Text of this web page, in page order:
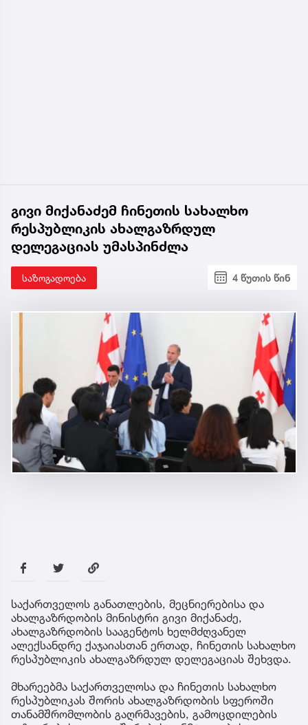
გივი მიქანაძემ ჩინეთის სახალხო
რესპუბლიკის ახალგაზრდულ
დელეგაციას უმასპინძლა
საზოგადოება 4 წუთის წინ
საქართველოს განათლების, მეცნიერებისა და
ახალგაზრდობის მინისტრი გივი მიქანაძე,
ახალგაზრდობის სააგენტოს ხელმძღვანელ
ალექსანდრე ქაჯაიასთან ერთად, ჩინეთის სახალხო
რესპუბლიკის ახალგაზრდულ დელეგაციას შეხვდა.
მხარეებმა საქართველოსა და ჩინეთის სახალხო
რესპუბლიკას შორის ახალგაზრდობის სფეროში
თანამშრომლობის გაღრმავების, გამოცდილების